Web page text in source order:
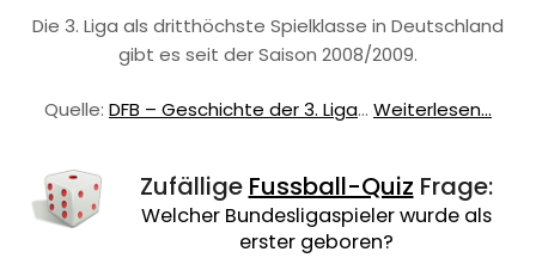
Die 3. Liga als dritthöchste Spielklasse in Deutschland
gibt es seit der Saison 2008/2009.
Quelle: DFB – Geschichte der 3. Liga… Weiterlesen...
Zufällige Fussball-Quiz Frage:
Welcher Bundesligaspieler wurde als
erster geboren?